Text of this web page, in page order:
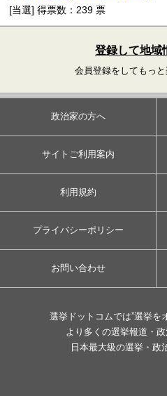
[当選] 得票数：239 票
登録して地域
会員登録をしてもっと
政治家の方へ
サイトご利用案内
利用規約
プライバシーポリシー
お問い合わせ
選挙ドットコムでは”選挙を
より多くの選挙報道・
日本最大級の選挙・政